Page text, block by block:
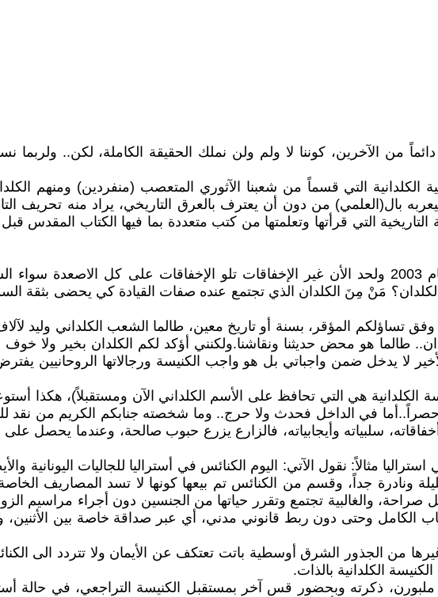
من الآخرين، كوننا لا ولم ولن نملك الحقيقة الكاملة، لكن.. ولربما
الكلدانية التي قسماً من شعبنا الآثوري المتعصب (منفردين) ومنهم
بال(العلمي) من دون أن يعترف بالعرق التاريخي، يراد منه تحريف
التي قرأتها وتعلمتها من كتب متعددة بما فيها الكتاب المقدس قبل
ألآن أسال وأرجو الإجابة بواقعية وشفافية: ماذا حقق الكلدان منذ عام 2003 ولحد الأن غير الإخفاقات تلو
مَنْ مِنَ الكلدان الذي تجتمع عنده صفات القيادة كي يحضى بثقة
تساؤلكم المؤقر، بسنة أو تاريخ معين، طالما الشعب الكلداني وليد
للكلدان.. طالما هو محض حديثنا ونقاشنا.ولكنني أؤكد لكم الكلدان بخير ولا
الأخير لا يدخل ضمن واجباتي بل هو واجب الكنيسة ورجالاتها الروحانيين
هي التي تحافظ على الأسم الكلداني الآن ومستقبلاً)، هكذا
في الداخل فحدث ولا حرج.. وما شخصته جنابكم الكريم من نقد
سلبياته وأيجابياته، فالزارع يزرع حبوب صالحة، وعندما يحصل
مثالاً: نقول الآتي: اليوم الكنائس في أستراليا للجاليات اليونانية
ونادرة جداً، وقسم من الكنائس تم بيعها كونها لا تسد المصاريف
صراحة، والغالبية تجتمع وتقرر حياتها من الجنسين دون أجراء مراسيم
الكامل وحتى دون ربط قانوني مدني، أي عبر صداقة خاصة بين الأثنين،
وغيرها من الجذور الشرق أوسطية باتت تعتكف عن الأيمان ولا تتردد الى
الكلدانية بالذات.
ذكرته وبحضور قس آخر بمستقبل الكنيسة التراجعي، في حالة